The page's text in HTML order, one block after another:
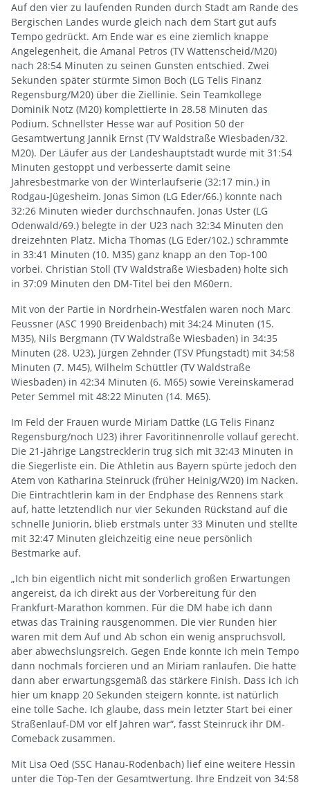
Auf den vier zu laufenden Runden durch Stadt am Rande des
Bergischen Landes wurde gleich nach dem Start gut aufs
Tempo gedrückt. Am Ende war es eine ziemlich knappe
Angelegenheit, die Amanal Petros (TV Wattenscheid/M20)
nach 28:54 Minuten zu seinen Gunsten entschied. Zwei
Sekunden später stürmte Simon Boch (LG Telis Finanz
Regensburg/M20) über die Ziellinie. Sein Teamkollege
Dominik Notz (M20) komplettierte in 28.58 Minuten das
Podium. Schnellster Hesse war auf Position 50 der
Gesamtwertung Jannik Ernst (TV Waldstraße Wiesbaden/32.
M20). Der Läufer aus der Landeshauptstadt wurde mit 31:54
Minuten gestoppt und verbesserte damit seine
Jahresbestmarke von der Winterlaufserie (32:17 min.) in
Rodgau-Jügesheim. Jonas Simon (LG Eder/66.) konnte nach
32:26 Minuten wieder durchschnaufen. Jonas Uster (LG
Odenwald/69.) belegte in der U23 nach 32:34 Minuten den
dreizehnten Platz. Micha Thomas (LG Eder/102.) schrammte
in 33:41 Minuten (10. M35) ganz knapp an den Top-100
vorbei. Christian Stoll (TV Waldstraße Wiesbaden) holte sich
in 37:09 Minuten den DM-Titel bei den M60ern.
Mit von der Partie in Nordrhein-Westfalen waren noch Marc
Feussner (ASC 1990 Breidenbach) mit 34:24 Minuten (15.
M35), Nils Bergmann (TV Waldstraße Wiesbaden) in 34:35
Minuten (28. U23), Jürgen Zehnder (TSV Pfungstadt) mit 34:58
Minuten (7. M45), Wilhelm Schüttler (TV Waldstraße
Wiesbaden) in 42:34 Minuten (6. M65) sowie Vereinskamerad
Peter Semmel mit 48:22 Minuten (14. M65).
Im Feld der Frauen wurde Miriam Dattke (LG Telis Finanz
Regensburg/noch U23) ihrer Favoritinnenrolle vollauf gerecht.
Die 21-jährige Langstrecklerin trug sich mit 32:43 Minuten in
die Siegerliste ein. Die Athletin aus Bayern spürte jedoch den
Atem von Katharina Steinruck (früher Heinig/W20) im Nacken.
Die Eintrachtlerin kam in der Endphase des Rennens stark
auf, hatte letztendlich nur vier Sekunden Rückstand auf die
schnelle Juniorin, blieb erstmals unter 33 Minuten und stellte
mit 32:47 Minuten gleichzeitig eine neue persönlich
Bestmarke auf.
„Ich bin eigentlich nicht mit sonderlich großen Erwartungen
angereist, da ich direkt aus der Vorbereitung für den
Frankfurt-Marathon kommen. Für die DM habe ich dann
etwas das Training rausgenommen. Die vier Runden hier
waren mit dem Auf und Ab schon ein wenig anspruchsvoll,
aber abwechslungsreich. Gegen Ende konnte ich mein Tempo
dann nochmals forcieren und an Miriam ranlaufen. Die hatte
dann aber erwartungsgemäß das stärkere Finish. Dass ich ich
hier um knapp 20 Sekunden steigern konnte, ist natürlich
eine tolle Sache. Ich glaube, dass mein letzter Start bei einer
Straßenlauf-DM vor elf Jahren war“, fasst Steinruck ihr DM-
Comeback zusammen.
Mit Lisa Oed (SSC Hanau-Rodenbach) lief eine weitere Hessin
unter die Top-Ten der Gesamtwertung. Ihre Endzeit von 34:58